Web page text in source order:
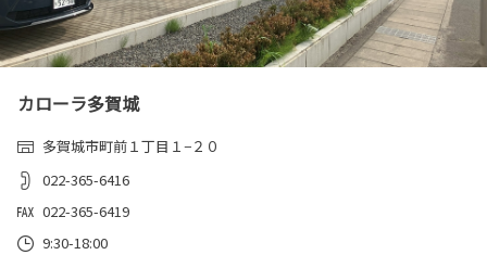
カローラ多賀城
多賀城市町前１丁目１−２０
022-365-6416
022-365-6419
9:30-18:00